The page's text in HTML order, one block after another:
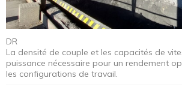
DR
La densité de couple et les capacités de
puissance nécessaire pour un rendement
les configurations de travail.